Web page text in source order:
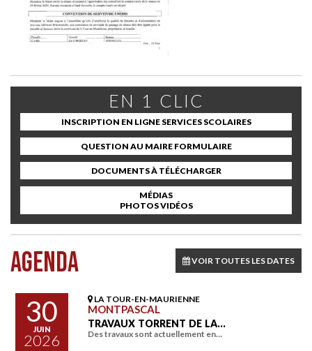
EN 1 CLIC
INSCRIPTION EN LIGNE SERVICES SCOLAIRES
QUESTION AU MAIRE FORMULAIRE
DOCUMENTS À TÉLÉCHARGER
MÉDIAS
PHOTOS VIDÉOS
AGENDA VOIR TOUTES LES DATES
30
JUIN
2026
LA TOUR-EN-MAURIENNE
MONTPASCAL
TRAVAUX TORRENT DE LA…
Des travaux sont actuellement en…